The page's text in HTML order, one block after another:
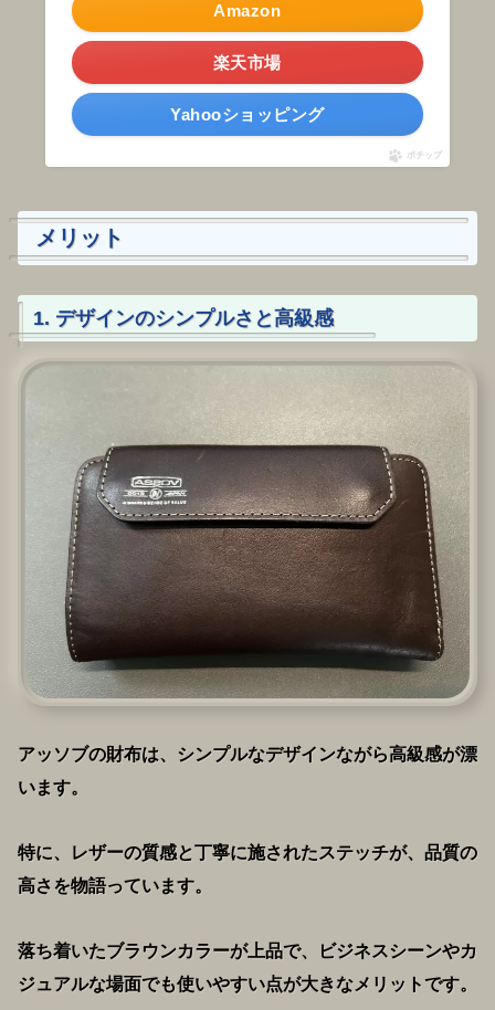
Amazon
楽天市場
Yahooショッピング
ポチップ
メリット
1. デザインのシンプルさと高級感
アッソブの財布は、シンプルなデザインながら高級感が漂
います。
特に、レザーの質感と丁寧に施されたステッチが、品質の
高さを物語っています。
落ち着いたブラウンカラーが上品で、ビジネスシーンやカ
ジュアルな場面でも使いやすい点が大きなメリットです。